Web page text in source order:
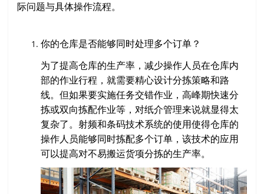
际问题与具体操作流程。
你的仓库是否能够同时处理多个订单？
为了提高仓库的生产率，减少操作人员在仓库内
部的作业行程，就需要精心设计分拣策略和路
线。但如果要实施任务交错作业，高峰期快速分
拣或双向拣配作业等，对纸介管理来说就显得太
复杂了。射频和条码技术系统的使用使得仓库的
操作人员能够同时拣配多个订单，该技术的应用
可以提高对不易搬运货项分拣的生产率。